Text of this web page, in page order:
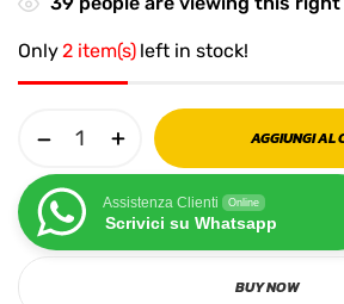
Only2 item(s) left in stock!
AGGIUNGI AL
Assistenza Clienti Online
Scrivici su Whatsapp
BUY NOW